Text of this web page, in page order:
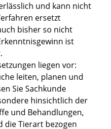
und kann nicht
ersetzt
bisher so nicht
ist
liegen vor:
leiten, planen und
Sie Sachkunde
hinsichtlich der
und Behandlungen,
die Tierart bezogen